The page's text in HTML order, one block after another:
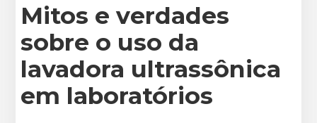
Mitos e verdades
sobre o uso da
lavadora ultrassônica
em laboratórios